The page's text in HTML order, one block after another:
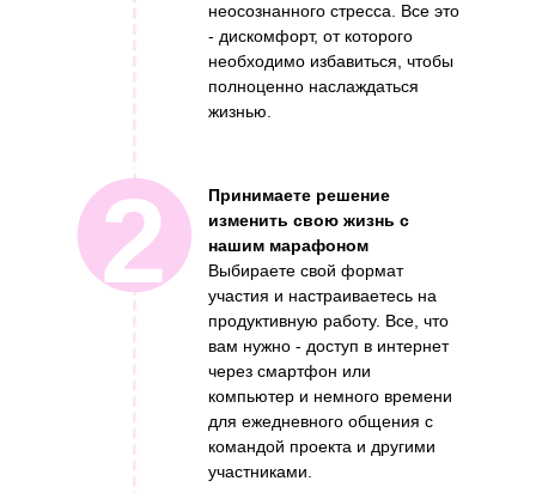
неосознанного стресса. Все это
- дискомфорт, от которого
необходимо избавиться, чтобы
полноценно наслаждаться
жизнью.
Принимаете решение
изменить свою жизнь с
нашим марафоном
Выбираете свой формат
участия и настраиваетесь на
продуктивную работу. Все, что
вам нужно - доступ в интернет
через смартфон или
компьютер и немного времени
для ежедневного общения с
командой проекта и другими
участниками.
2